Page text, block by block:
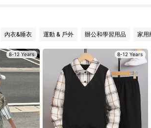
38K 追蹤者
38K 追蹤者
38K 追蹤者
內衣&睡衣 運動 & 戶外 辦公和學習用品 家用
8-12 Years 8-12 Years